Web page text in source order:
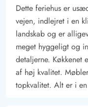
Udenfor på den
fantastisk
selvfølgelig sørget for
også en grill, som kan
grillmiddag på de
sommerhuset er der
Sommerhus med 100
Dette feriehus er
vejen, indlejret i en
landskab og er
meget hyggeligt og
detaljerne. Køkkenet
af høj kvalitet.
topkvalitet. Alt er i